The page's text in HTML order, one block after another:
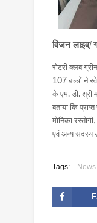
विजन लाइव/
रोटरी क्लब
107बच्चों ने
के एम. डी. श्री
बताया कि
मोनिका रस्तोगी,
एवं अन्य सदस्य
Tags: